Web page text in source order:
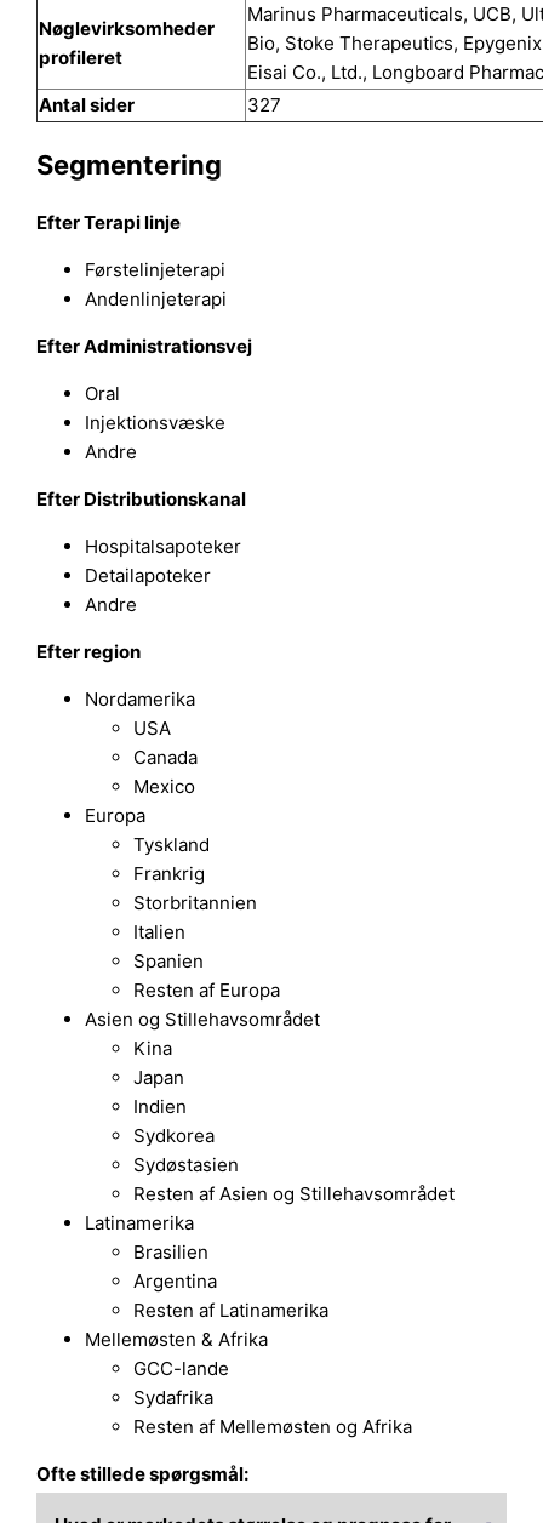
Nøglevirksomheder
profileret
Marinus Pharmaceuticals, UCB,
Bio, Stoke Therapeutics,
Eisai Co., Ltd., Longboard
Antal sider
327
Segmentering
Efter Terapi linje
Førstelinjeterapi
Andenlinjeterapi
Efter Administrationsvej
Oral
Injektionsvæske
Andre
Efter Distributionskanal
Hospitalsapoteker
Detailapoteker
Andre
Efter region
Nordamerika
USA
Canada
Mexico
Europa
Tyskland
Frankrig
Storbritannien
Italien
Spanien
Resten af Europa
Asien og Stillehavsområdet
Kina
Japan
Indien
Sydkorea
Sydøstasien
Resten af Asien og Stillehavsområdet
Latinamerika
Brasilien
Argentina
Resten af Latinamerika
Mellemøsten & Afrika
GCC-lande
Sydafrika
Resten af Mellemøsten og Afrika
Ofte stillede spørgsmål: